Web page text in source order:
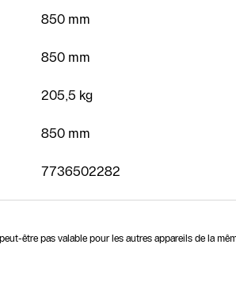
850 mm
850 mm
205,5 kg
850 mm
7736502282
être pas valable pour les autres appareils de la